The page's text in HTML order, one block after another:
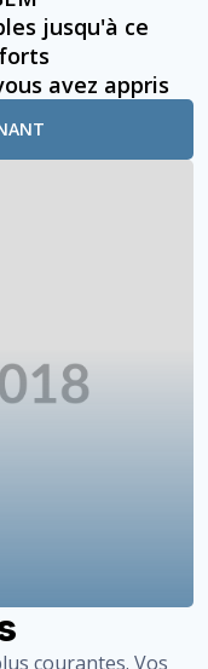
jusqu'à ce
avez appris
courantes. Vos